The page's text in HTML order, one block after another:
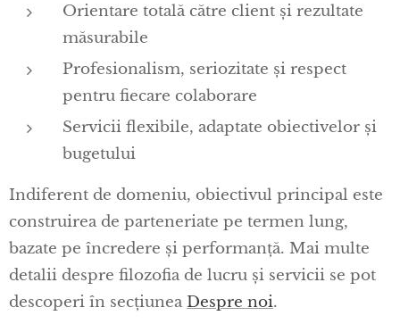
Orientare totală către client și rezultate
măsurabile
Profesionalism, seriozitate și respect
pentru fiecare colaborare
Servicii flexibile, adaptate obiectivelor și
bugetului
Indiferent de domeniu, obiectivul principal este
construirea de parteneriate pe termen lung,
bazate pe încredere și performanță. Mai multe
detalii despre filozofia de lucru și servicii se pot
descoperi în secțiuneaDespre noi.